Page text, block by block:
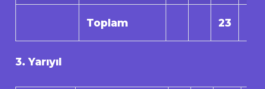
Toplam 23
3. Yarıyıl